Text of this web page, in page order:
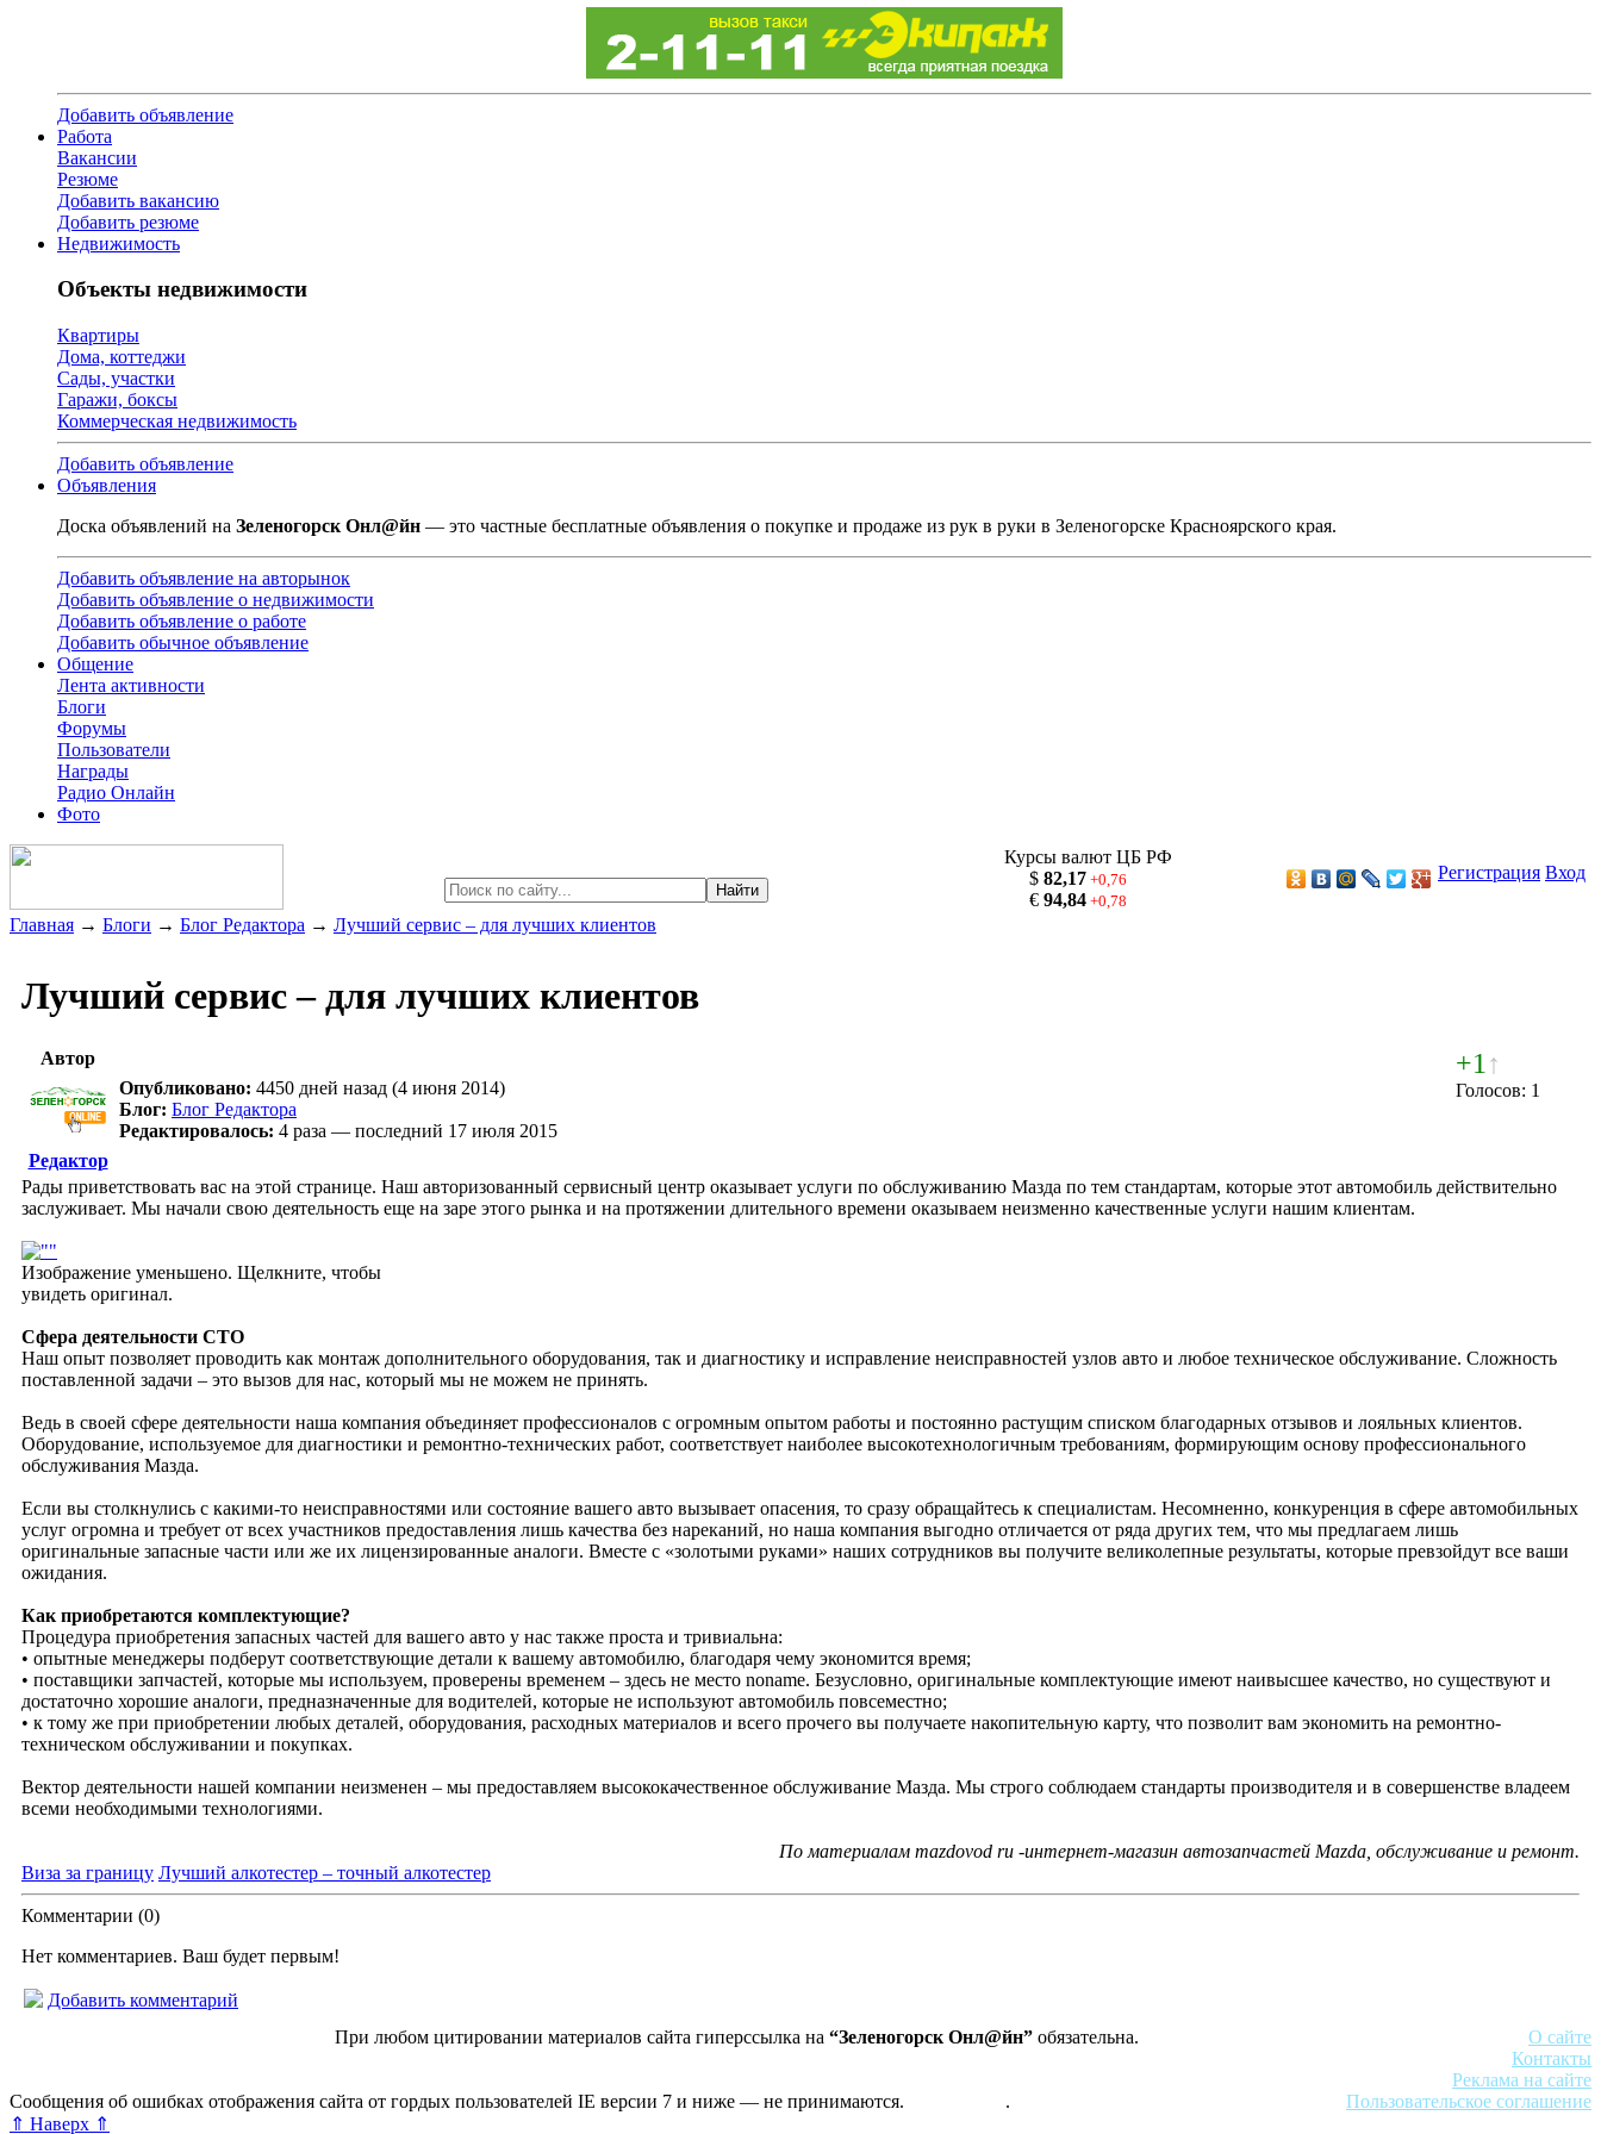
Добавить объявление
Работа
Вакансии
Резюме
Добавить вакансию
Добавить резюме
Недвижимость
Объекты недвижимости
Квартиры
Дома, коттеджи
Сады, участки
Гаражи, боксы
Коммерческая недвижимость
Добавить объявление
Объявления
Доска объявлений на Зеленогорск Онл@йн — это частные бесплатные объявления о покупке и продаже из рук в руки в Зеленогорске Красноярского края.
Добавить объявление на авторынок
Добавить объявление о недвижимости
Добавить объявление о работе
Добавить обычное объявление
Общение
Лента активности
Блоги
Форумы
Пользователи
Награды
Радио Онлайн
Фото
Найти
Курсы валют ЦБ РФ
$ 82,17+0,76
€ 94,84+0,78
Регистрация Вход
Главная → Блоги → Блог Редактора → Лучший сервис – для лучших клиентов
Лучший сервис – для лучших клиентов
Автор
Редактор
Опубликовано: 4450 дней назад (4 июня 2014)
Блог: Блог Редактора
Редактировалось: 4 раза — последний 17 июля 2015
+1 ↑
Голосов: 1
Рады приветствовать вас на этой странице. Наш авторизованный сервисный центр оказывает услуги по обслуживанию Мазда по тем стандартам, которые этот автомобиль действительно
заслуживает. Мы начали свою деятельность еще на заре этого рынка и на протяжении длительного времени оказываем неизменно качественные услуги нашим клиентам.
Изображение уменьшено. Щелкните, чтобы
увидеть оригинал.
Сфера деятельности СТО
Наш опыт позволяет проводить как монтаж дополнительного оборудования, так и диагностику и исправление неисправностей узлов авто и любое техническое обслуживание. Сложность
поставленной задачи – это вызов для нас, который мы не можем не принять.
Ведь в своей сфере деятельности наша компания объединяет профессионалов с огромным опытом работы и постоянно растущим списком благодарных отзывов и лояльных клиентов.
Оборудование, используемое для диагностики и ремонтно-технических работ, соответствует наиболее высокотехнологичным требованиям, формирующим основу профессионального
обслуживания Мазда.
Если вы столкнулись с какими-то неисправностями или состояние вашего авто вызывает опасения, то сразу обращайтесь к специалистам. Несомненно, конкуренция в сфере автомобильных
услуг огромна и требует от всех участников предоставления лишь качества без нареканий, но наша компания выгодно отличается от ряда других тем, что мы предлагаем лишь
оригинальные запасные части или же их лицензированные аналоги. Вместе с «золотыми руками» наших сотрудников вы получите великолепные результаты, которые превзойдут все ваши
ожидания.
Как приобретаются комплектующие?
Процедура приобретения запасных частей для вашего авто у нас также проста и тривиальна:
• опытные менеджеры подберут соответствующие детали к вашему автомобилю, благодаря чему экономится время;
• поставщики запчастей, которые мы используем, проверены временем – здесь не место noname. Безусловно, оригинальные комплектующие имеют наивысшее качество, но существуют и
достаточно хорошие аналоги, предназначенные для водителей, которые не используют автомобиль повсеместно;
• к тому же при приобретении любых деталей, оборудования, расходных материалов и всего прочего вы получаете накопительную карту, что позволит вам экономить на ремонтно-
техническом обслуживании и покупках.
Вектор деятельности нашей компании неизменен – мы предоставляем высококачественное обслуживание Мазда. Мы строго соблюдаем стандарты производителя и в совершенстве владеем
всеми необходимыми технологиями.
По материалам mazdovod ru -интернет-магазин автозапчастей Mazda, обслуживание и ремонт.
Виза за границу Лучший алкотестер – точный алкотестер
Комментарии (0)
Нет комментариев. Ваш будет первым!
Добавить комментарий
При любом цитировании материалов сайта гиперссылка на “Зеленогорск Онл@йн” обязательна.
Сообщения об ошибках отображения сайта от гордых пользователей IE версии 7 и ниже — не принимаются.
.
О сайте
Контакты
Реклама на сайте
Пользовательское соглашение
⇑ Наверх ⇑